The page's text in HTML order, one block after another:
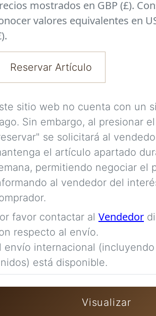
mostrados en GBP (£).
valores equivalentes en
Reservar Artículo
sitio web no cuenta con un
Sin embargo, al presionar
se solicitará al
el artículo apartado
permitiendo negociar el
al vendedor del
favor contactar al Vendedor
respecto al envío.
envío internacional (incluyendo
está disponible.
Visualizar